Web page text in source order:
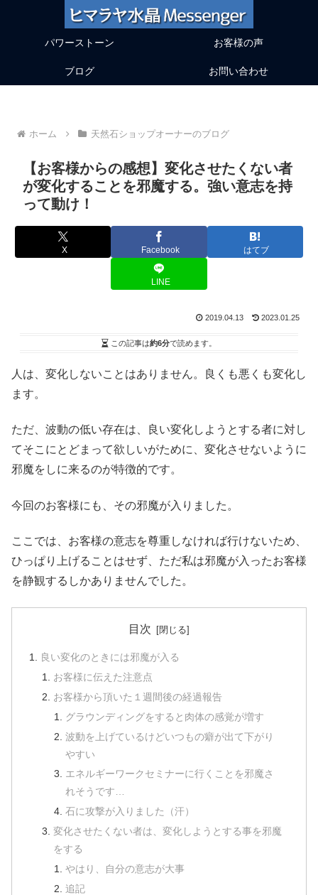
パワーストーン お客様の声
ブログ お問い合わせ
ホーム 天然石ショップオーナーのブログ
【お客様からの感想】変化させたくない者
が変化することを邪魔する。強い意志を持
って動け！
X Facebook はてブ
LINE
2019.04.13 2023.01.25
この記事は約6分で読めます。
人は、変化しないことはありません。良くも悪くも変化し
ます。
ただ、波動の低い存在は、良い変化しようとする者に対し
てそこにとどまって欲しいがために、変化させないように
邪魔をしに来るのが特徴的です。
今回のお客様にも、その邪魔が入りました。
ここでは、お客様の意志を尊重しなければ行けないため、
ひっぱり上げることはせず、ただ私は邪魔が入ったお客様
を静観するしかありませんでした。
目次
良い変化のときには邪魔が入る
お客様に伝えた注意点
お客様から頂いた１週間後の経過報告
グラウンディングをすると肉体の感覚が増す
波動を上げているけどいつもの癖が出て下がり
やすい
エネルギーワークセミナーに行くことを邪魔さ
れそうです…
石に攻撃が入りました（汗）
変化させたくない者は、変化しようとする事を邪魔
をする
やはり、自分の意志が大事
追記